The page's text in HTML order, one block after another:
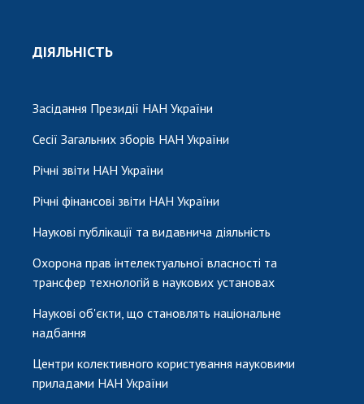
ДІЯЛЬНІСТЬ
Засідання Президії НАН України
Сесії Загальних зборів НАН України
Річні звіти НАН України
Річні фінансові звіти НАН України
Наукові публікації та видавнича діяльність
Охорона прав інтелектуальної власності та
трансфер технологій в наукових установах
Наукові об'єкти, що становлять національне
надбання
Центри колективного користування науковими
приладами НАН України